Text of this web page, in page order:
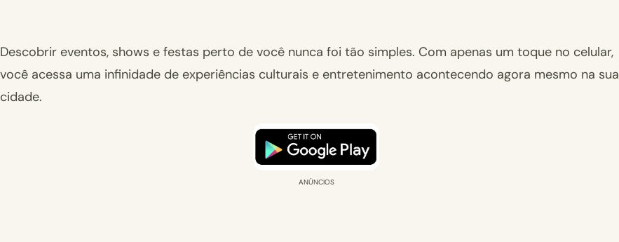
Descobrir eventos, shows e festas perto de você nunca foi tão simples. Com apenas um toque no celular,
você acessa uma infinidade de experiências culturais e entretenimento acontecendo agora mesmo na sua
cidade.
ANÚNCIOS